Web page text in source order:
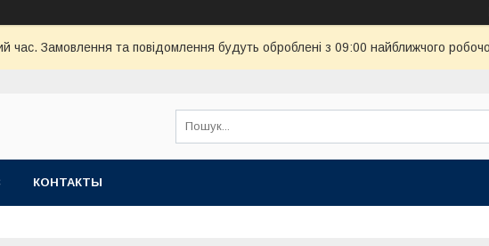
час. Замовлення та повідомлення будуть оброблені з 09:00 найближчого
КОНТАКТЫ